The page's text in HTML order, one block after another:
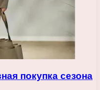
покупка сезона